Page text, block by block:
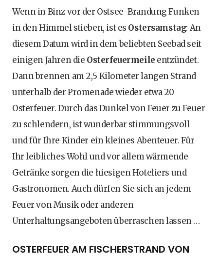
Wenn in Binz vor der Ostsee-Brandung Funken
in den Himmel stieben, ist es Ostersamstag: An
diesem Datum wird in dem beliebten Seebad seit
einigen Jahren die Osterfeuermeile entzündet.
Dann brennen am 2,5 Kilometer langen Strand
unterhalb der Promenade wieder etwa 20
Osterfeuer. Durch das Dunkel von Feuer zu Feuer
zu schlendern, ist wunderbar stimmungsvoll
und für Ihre Kinder ein kleines Abenteuer. Für
Ihr leibliches Wohl und vor allem wärmende
Getränke sorgen die hiesigen Hoteliers und
Gastronomen. Auch dürfen Sie sich an jedem
Feuer von Musik oder anderen
Unterhaltungsangeboten überraschen lassen …
OSTERFEUER AM FISCHERSTRAND VON